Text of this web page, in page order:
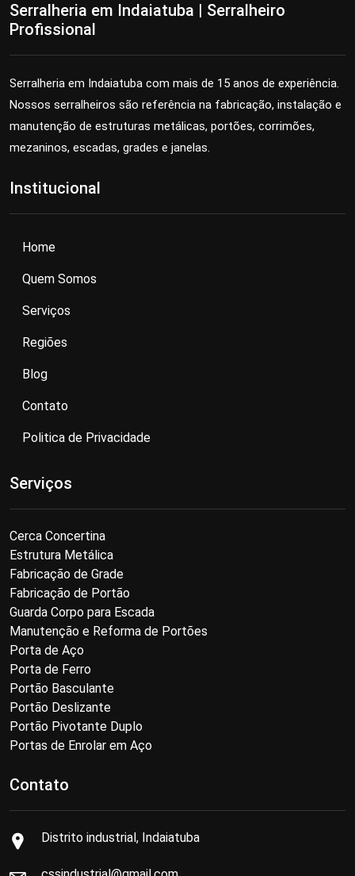
Serralheria em Indaiatuba | Serralheiro
Profissional
Serralheria em Indaiatuba com mais de 15 anos de experiência.
Nossos serralheiros são referência na fabricação, instalação e
manutenção de estruturas metálicas, portões, corrimões,
mezaninos, escadas, grades e janelas.
Institucional
Home
Quem Somos
Serviços
Regiões
Blog
Contato
Politica de Privacidade
Serviços
Cerca Concertina
Estrutura Metálica
Fabricação de Grade
Fabricação de Portão
Guarda Corpo para Escada
Manutenção e Reforma de Portões
Porta de Aço
Porta de Ferro
Portão Basculante
Portão Deslizante
Portão Pivotante Duplo
Portas de Enrolar em Aço
Contato
Distrito industrial, Indaiatuba